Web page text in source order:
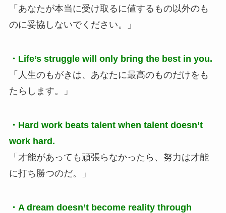
「あなたが本当に受け取るに値するもの以外のも
のに妥協しないでください。」
・Life’s struggle will only bring the best in you.
「人生のもがきは、あなたに最高のものだけをも
たらします。」
・Hard work beats talent when talent doesn’t
work hard.
「才能があっても頑張らなかったら、努力は才能
に打ち勝つのだ。」
・A dream doesn’t become reality through